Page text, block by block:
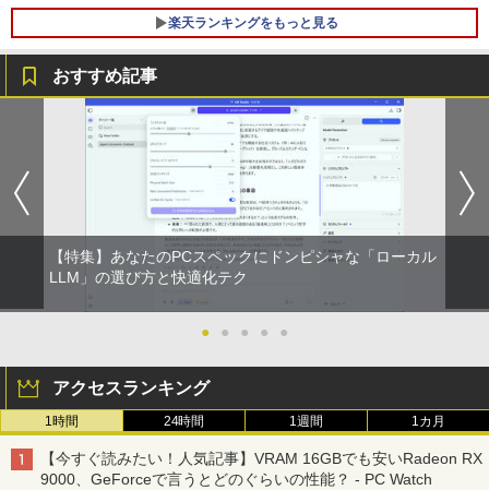
ソコン 中古ノートPC 中古PC SSD1TB
メモリ16GB 中古パソコン レノボ
楽天ランキングをもっと見る
NEC AS223WM 液晶モニター 21.5イン
チワイド 白 ホワイト 1920×1080 （フル
HD）TN 白色LEDバックライト ミニ D-s
ub VGA HDMI ディスプレイ PS4 switch
対応 スイッチ 【中古】
￥5,200
2
中古モニター | 液晶ディスプレイ | PHILI
PS | 243V5QHABA/11 | 23.6インチワイ
ト | スピーカー内蔵 | 3系統入力(VGA・D
VI-D・HDMI) | VGAケーブル・電源ケー
ブル付属【30日保証】
￥5,980
宇宙兄弟（46） 【電子書籍】[ 小山宙哉
]
￥1,131
DVD付 学研まんが NEW日本の歴史
￥21,560
オレンジページ 2026 10/17号増刊＜グレ
ー＞ [雑誌]
￥1,689
おすすめ記事
【特集】あなたのPCスペックにドンピシャな「ローカル
LLM」の選び方と快適化テク
● ● ● ● ●
アクセスランキング
1時間 24時間 1週間 1カ月
【今すぐ読みたい！人気記事】VRAM 16GBでも安いRadeon RX
9000、GeForceで言うとどのぐらいの性能？ - PC Watch